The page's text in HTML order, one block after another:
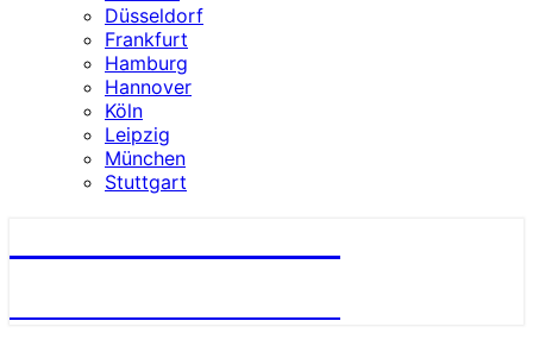
Düsseldorf
Frankfurt
Hamburg
Hannover
Köln
Leipzig
München
Stuttgart